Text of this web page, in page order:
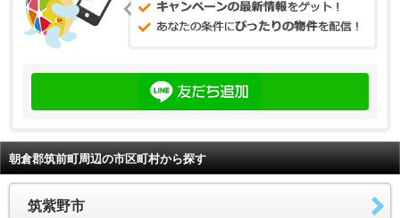
朝倉郡筑前町周辺の市区町村から探す
筑紫野市